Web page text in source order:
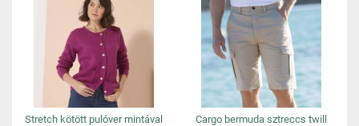
Stretch kötött pulóver mintával
Cargo bermuda sztreccs twill